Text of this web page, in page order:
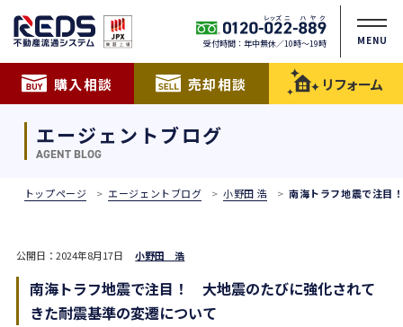
受付時間：年中無休／10時〜19時 MENU
購入相談 売却相談 リフォーム
エージェントブログ
AGENT BLOG
トップページ エージェントブログ 小野田 浩 南海トラフ地震で注目
公開日：2024年8月17日小野田 浩
南海トラフ地震で注目！ 大地震のたびに強化されて
きた耐震基準の変遷について